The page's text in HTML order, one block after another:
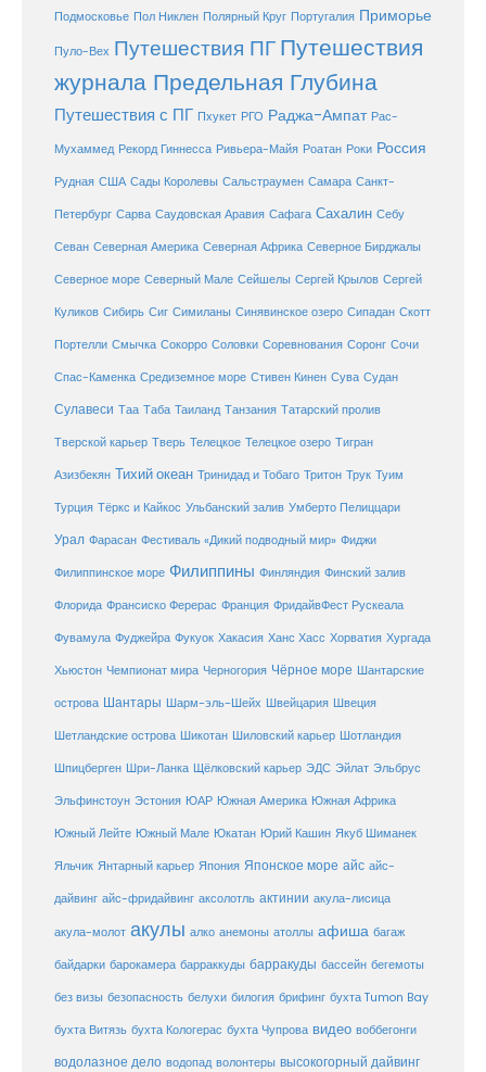
Подмосковье Пол Никлен Полярный Круг Португалия Приморье
Пуло-Вех Путешествия ПГ Путешествия
журнала Предельная Глубина
Путешествия с ПГ Пхукет РГО Раджа-Ампат Рас-
Мухаммед Рекорд Гиннесса Ривьера-Майя Роатан Роки Россия
Рудная США Сады Королевы Сальстраумен Самара Санкт-
Петербург Сарва Саудовская Аравия Сафага Сахалин Себу
Севан Северная Америка Северная Африка Северное Бирджалы
Северное море Северный Мале Сейшелы Сергей Крылов Сергей
Куликов Сибирь Сиг Симиланы Синявинское озеро Сипадан Скотт
Портелли Смычка Сокорро Соловки Соревнования Соронг Сочи
Спас-Каменка Средиземное море Стивен Кинен Сува Судан
Сулавеси Таа Таба Таиланд Танзания Татарский пролив
Тверской карьер Тверь Телецкое Телецкое озеро Тигран
Азизбекян Тихий океан Тринидад и Тобаго Тритон Трук Туим
Турция Тёркс и Кайкос Ульбанский залив Умберто Пелиццари
Урал Фарасан Фестиваль «Дикий подводный мир» Фиджи
Филиппинское море Филиппины Финляндия Финский залив
Флорида Франсиско Ферерас Франция ФридайвФест Рускеала
Фувамула Фуджейра Фукуок Хакасия Ханс Хасс Хорватия Хургада
Хьюстон Чемпионат мира Черногория Чёрное море Шантарские
острова Шантары Шарм-эль-Шейх Швейцария Швеция
Шетландские острова Шикотан Шиловский карьер Шотландия
Шпицберген Шри-Ланка Щёлковский карьер ЭДС Эйлат Эльбрус
Эльфинстоун Эстония ЮАР Южная Америка Южная Африка
Южный Лейте Южный Мале Юкатан Юрий Кашин Якуб Шиманек
Яльчик Янтарный карьер Япония Японское море айс айс-
дайвинг айс-фридайвинг аксолотль актинии акула-лисица
акула-молот акулы алко анемоны атоллы афиша багаж
байдарки барокамера барраккуды барракуды бассейн бегемоты
без визы безопасность белухи билогия брифинг бухта Tumon Bay
бухта Витязь бухта Кологерас бухта Чупрова видео воббегонги
водолазное дело водопад волонтеры высокогорный дайвинг